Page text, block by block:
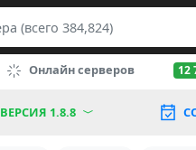
Онлайн серверов 12
ВЕРСИЯ 1.8.8